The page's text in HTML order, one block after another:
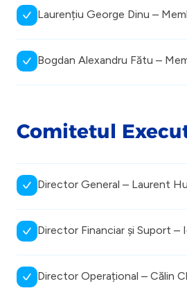
Laurențiu George Dinu –
Bogdan Alexandru Fătu –
Comitetul
Director General – Laurent
Director Financiar și Suport –
Director Operațional – Călin